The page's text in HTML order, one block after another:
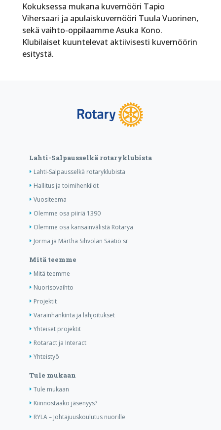
Kokuksessa mukana kuvernööri Tapio
Vihersaari ja apulaiskuvernööri Tuula Vuorinen,
sekä vaihto-oppilaamme Asuka Kono.
Klubilaiset kuuntelevat aktiivisesti kuvernöörin
esitystä.
Lahti-Salpausselkä rotaryklubista
Lahti-Salpausselkä rotaryklubista
Hallitus ja toimihenkilöt
Vuositeema
Olemme osa piiriä 1390
Olemme osa kansainvälistä Rotarya
Jorma ja Märtha Sihvolan Säätiö sr
Mitä teemme
Mitä teemme
Nuorisovaihto
Projektit
Varainhankinta ja lahjoitukset
Yhteiset projektit
Rotaract ja Interact
Yhteistyö
Tule mukaan
Tule mukaan
Kiinnostaako jäsenyys?
RYLA – Johtajuuskoulutus nuorille